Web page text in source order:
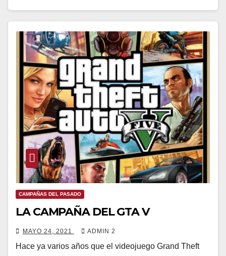
CAMPAÑAS DEL PASADO
LA CAMPAÑA DEL GTA V
MAYO 24, 2021 ADMIN 2
Hace ya varios años que el videojuego Grand Theft